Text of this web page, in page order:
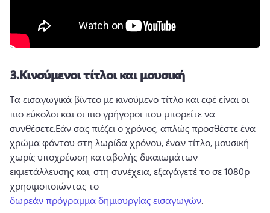
3.Κινούμενοι τίτλοι και μουσική
Τα εισαγωγικά βίντεο με κινούμενο τίτλο και εφέ είναι οι
πιο εύκολοι και οι πιο γρήγοροι που μπορείτε να
συνθέσετε.Εάν σας πιέζει ο χρόνος, απλώς προσθέστε ένα
χρώμα φόντου στη λωρίδα χρόνου, έναν τίτλο, μουσική
χωρίς υποχρέωση καταβολής δικαιωμάτων
εκμετάλλευσης και, στη συνέχεια, εξαγάγετέ το σε 1080p
χρησιμοποιώντας το
δωρεάν πρόγραμμα δημιουργίας εισαγωγών.